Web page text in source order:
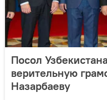
Посол
верительную
Назарбаеву